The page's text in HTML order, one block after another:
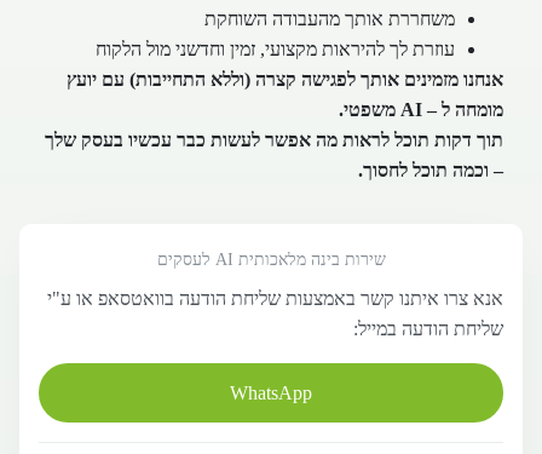
משחררת אותך מהעבודה השוחקת
עוזרת לך להיראות מקצועי, זמין וחדשני מול הלקוח
אנחנו מזמינים אותך לפגישה קצרה (וללא התחייבות) עם יועץ
מומחה ל – AI משפטי.
תוך דקות תוכל לראות מה אפשר לעשות כבר עכשיו בעסק שלך
– וכמה תוכל לחסוך.
שירות בינה מלאכותית AI לעסקים
אנא צרו איתנו קשר באמצעות שליחת הודעה בוואטסאפ או ע"י
שליחת הודעה במייל:
WhatsApp